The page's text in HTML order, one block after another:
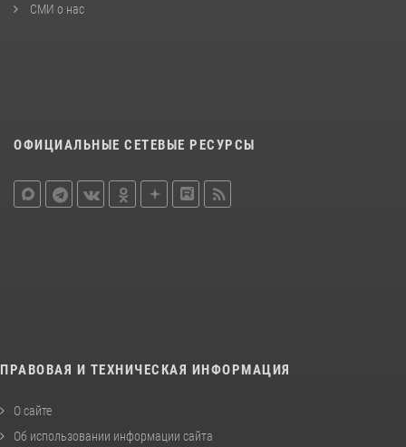
СМИ о нас
ОФИЦИАЛЬНЫЕ СЕТЕВЫЕ РЕСУРСЫ
ПРАВОВАЯ И ТЕХНИЧЕСКАЯ ИНФОРМАЦИЯ
О сайте
Об использовании информации сайта